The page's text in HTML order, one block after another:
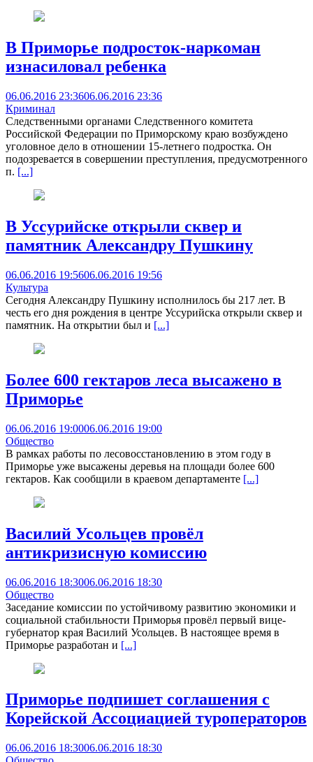
В Приморье подросток-наркоман
изнасиловал ребенка
06.06.2016 23:3606.06.2016 23:36
Криминал
Следственными органами Следственного комитета
Российской Федерации по Приморскому краю возбуждено
уголовное дело в отношении 15-летнего подростка. Он
подозревается в совершении преступления, предусмотренного
п. [...]
В Уссурийске открыли сквер и
памятник Александру Пушкину
06.06.2016 19:5606.06.2016 19:56
Культура
Сегодня Александру Пушкину исполнилось бы 217 лет. В
честь его дня рождения в центре Уссурийска открыли сквер и
памятник. На открытии был и [...]
Более 600 гектаров леса высажено в
Приморье
06.06.2016 19:0006.06.2016 19:00
Общество
В рамках работы по лесовосстановлению в этом году в
Приморье уже высажены деревья на площади более 600
гектаров. Как сообщили в краевом департаменте [...]
Василий Усольцев провёл
антикризисную комиссию
06.06.2016 18:3006.06.2016 18:30
Общество
Заседание комиссии по устойчивому развитию экономики и
социальной стабильности Приморья провёл первый вице-
губернатор края Василий Усольцев. В настоящее время в
Приморье разработан и [...]
Приморье подпишет соглашения с
Корейской Ассоциацией туроператоров
06.06.2016 18:3006.06.2016 18:30